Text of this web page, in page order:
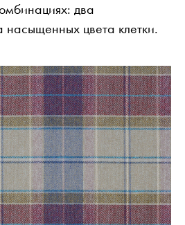
Выставка
Работа
Facebook
Instagram
Рабочий стол подрядчика
два
насыщенных цвета клетки.